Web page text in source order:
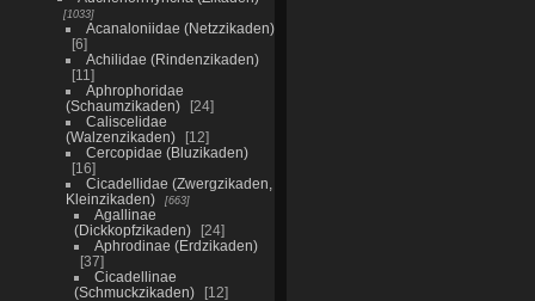
1033
Acanaloniidae (Netzzikaden)
6
Achilidae (Rindenzikaden)
11
Aphrophoridae
(Schaumzikaden)
24
Caliscelidae
(Walzenzikaden)
12
Cercopidae (Bluzikaden)
16
Cicadellidae (Zwergzikaden,
Kleinzikaden)
663
Agallinae
(Dickkopfzikaden)
24
Aphrodinae (Erdzikaden)
37
Cicadellinae
(Schmuckzikaden)
12